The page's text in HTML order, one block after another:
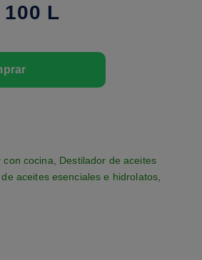
L
con cocina
Destilador de aceites
aceites esenciales e hidrolatos